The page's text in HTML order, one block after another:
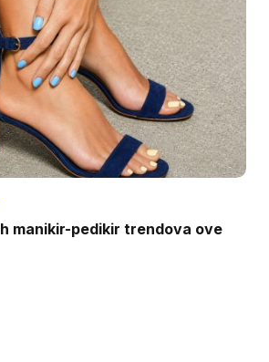
manikir-pedikir trendova ove